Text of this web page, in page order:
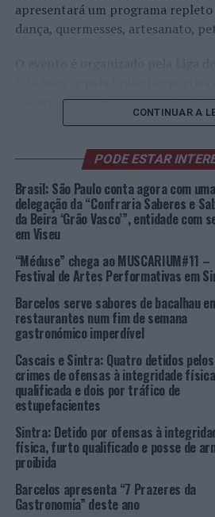
apresentará um programa repleto
dança, quermesses, artesanato,
Nafarros e conta com o apoio da
Programação
27 de julho | Abertura às 18h00
20h00 Nova Era
28 de julho | Abertura às 18h00
20h00 Teclista Vânia Mariza
29 de julho | Abertura às 18h00
21h00 Rancho Folclórico “As
Minho”
Trio Maravilha
30 de julho | Abertura às 12h00
17h00 Orquestra Ligeira da
União Assaforense
CONTINUAR A
PODE ESTAR
Brasil: São Paulo conta agora com uma
delegação da “Confraria Saberes e
da Beira ‘Grão Vasco’”, entidade com
em Viseu
“Méduse” chega ao MUSCARIUM#11 –
Festival de Artes Performativas em
Barcelos serve sabores de bacalhau
restaurantes num fim de semana
gastronómico imperdível
Cascais e Sintra: Quatro detidos pelos
crimes de ofensas à integridade física
qualificada e dois por tráfico de
estupefacientes
Sintra: Detido por ofensas à
física, furto qualificado e posse de
proibida
Barcelos apresenta “7 Prazeres da
Gastronomia” deste ano